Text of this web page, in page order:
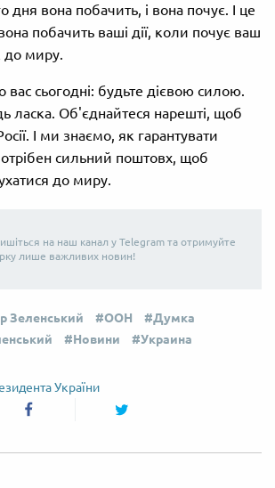
дня вона побачить, і вона почує. І це
побачить ваші дії, коли почує ваш
до миру.
вас сьогодні: будьте дієвою силою.
ласка. Об'єднайтеся нарешті, щоб
І ми знаємо, як гарантувати
сильний поштовх, щоб
до миру.
на наш канал у Telegram та отримуйте
лише важливих новин!
Зеленський ООН
Думка
Новини Украина
України